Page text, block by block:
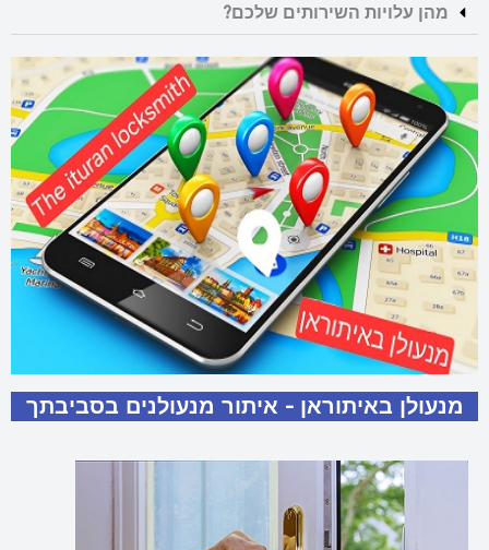
מהן עלויות השירותים שלכם?
מנעולן באיתוראן - איתור מנעולנים בסביבתך